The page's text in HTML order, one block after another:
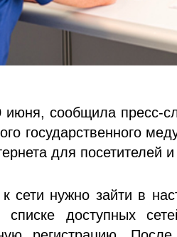
июня, сообщила пресс-
государственного
для посетителей
сети нужно зайти в
доступных